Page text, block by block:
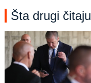
Šta drugi čitaju